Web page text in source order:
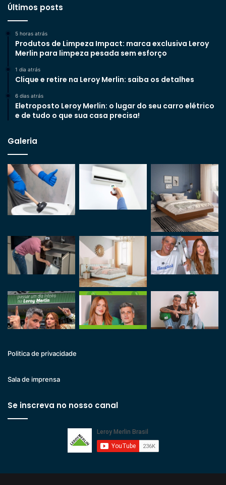
Últimos posts
5 horas atrás
Produtos de Limpeza Impact: marca exclusiva Leroy
Merlin para limpeza pesada sem esforço
1 dia atrás
Clique e retire na Leroy Merlin: saiba os detalhes
6 dias atrás
Eletroposto Leroy Merlin: o lugar do seu carro elétrico
e de tudo o que sua casa precisa!
Galeria
Politica de privacidade
Sala de imprensa
Se inscreva no nosso canal